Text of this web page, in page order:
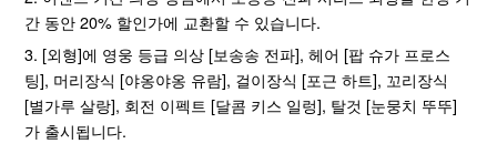
간 동안 20% 할인가에 교환할 수 있습니다.
3. [외형]에 영웅 등급 의상 [보송송 전파], 헤어 [팝 슈가 프로스
팅], 머리장식 [야옹야옹 유람], 걸이장식 [포근 하트], 꼬리장식
[별가루 살랑], 회전 이펙트 [달콤 키스 일렁], 탈것 [눈뭉치 뚜뚜]
가 출시됩니다.